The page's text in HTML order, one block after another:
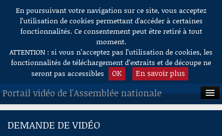
Aller au contenu
En poursuivant votre navigation sur ce site, vous acceptez
l’utilisation de cookies permettant d'accéder à certaines
fonctionnalités. Ce consentement peut être retiré à tout
moment.
ATTENTION : si vous n’acceptez pas l’utilisation de cookies, les
fonctionnalités de téléchargement d’extraits et de découpe ne
seront pas accessibles
OK En savoir plus
Portail vidéo de l'Assemblée nationale
ACCUEIL
DEMANDE DE VIDÉO